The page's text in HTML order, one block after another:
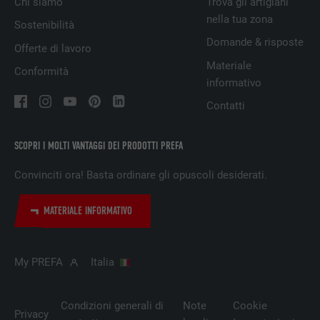
SCOPRI I MOLTI VANTAGGI DEI PRODOTTI PREFA
Convinciti ora! Basta ordinare gli opuscoli desiderati.
MATERIALE INFORMATIVO
Sostenibilità
Offerte di lavoro
Conformità
nella tua zona
Domande & risposte
Materiale
informativo
Contatti
My PREFA Italia
Privacy
Condizioni generali di
Note
Cookie
Google Universal Analytics
DECORSO
SCOPO
Registra un ID univoco, utilizzato per
generare dati statistici riguardo agli utenti
PROVIDER Google Optimize
DECORSO 90 giorni
Viene utilizzato a scopo di test per
identificatore.
NOME
PROVIDER
DECORSO Sessione
SCOPO
DECORSO Sessione
SCOPO
Impostato da LinkedIn, quando un sito
web contiene una finestra “Seguici”